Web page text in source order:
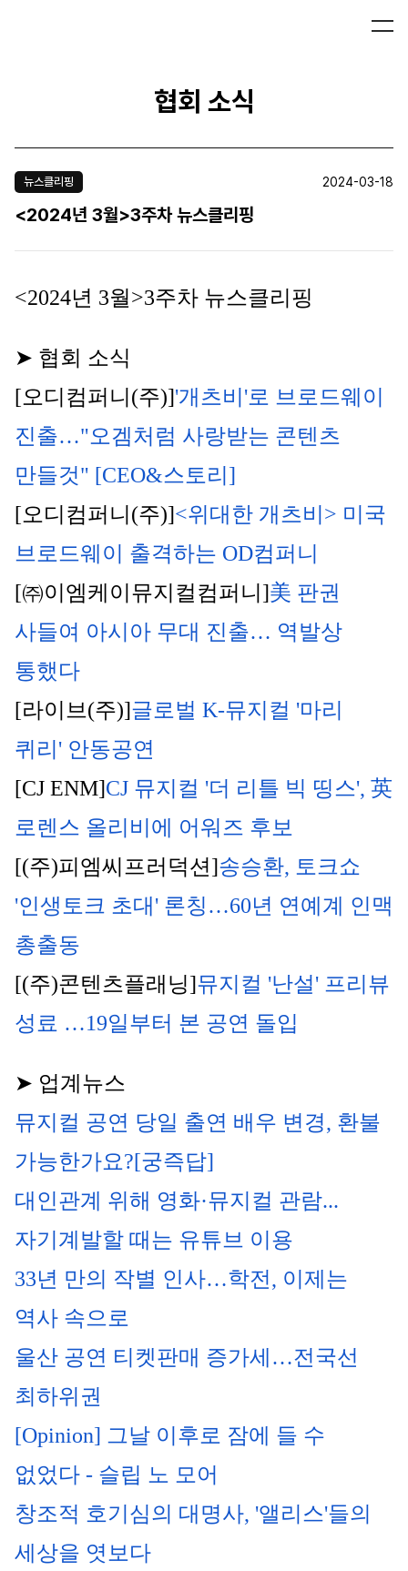
협회 소식
뉴스클리핑 2024-03-18
<2024년 3월>3주차 뉴스클리핑
<2024년 3월>3주차 뉴스클리핑
➤ 협회 소식
[오디컴퍼니(주)]'개츠비'로 브로드웨이
진출…"오겜처럼 사랑받는 콘텐츠
만들것" [CEO&스토리]
[오디컴퍼니(주)]<위대한 개츠비> 미국
브로드웨이 출격하는 OD컴퍼니
[㈜이엠케이뮤지컬컴퍼니]美 판권
사들여 아시아 무대 진출… 역발상
통했다
[라이브(주)]글로벌 K-뮤지컬 '마리
퀴리' 안동공연
[CJ ENM]CJ 뮤지컬 '더 리틀 빅 띵스', 英
로렌스 올리비에 어워즈 후보
[(주)피엠씨프러덕션]송승환, 토크쇼
'인생토크 초대' 론칭…60년 연예계 인맥
총출동
[(주)콘텐츠플래닝]뮤지컬 '난설' 프리뷰
성료 …19일부터 본 공연 돌입
➤ 업계뉴스
뮤지컬 공연 당일 출연 배우 변경, 환불
가능한가요?[궁즉답]
대인관계 위해 영화·뮤지컬 관람...
자기계발할 때는 유튜브 이용
33년 만의 작별 인사…학전, 이제는
역사 속으로
울산 공연 티켓판매 증가세…전국선
최하위권
[Opinion] 그날 이후로 잠에 들 수
없었다 - 슬립 노 모어
창조적 호기심의 대명사, '앨리스'들의
세상을 엿보다